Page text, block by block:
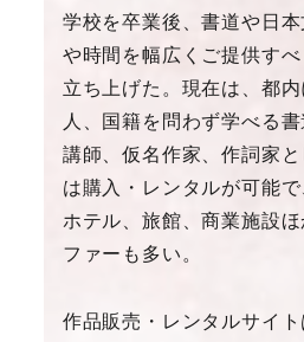
学校を卒業後、書道や日
や時間を幅広くご提供す
立ち上げた。現在は、都
人、国籍を問わず学べる書
講師、仮名作家、作詞家
は購入・レンタルが可能で
ホテル、旅館、商業施設
ファーも多い。
作品販売・レンタルサイ